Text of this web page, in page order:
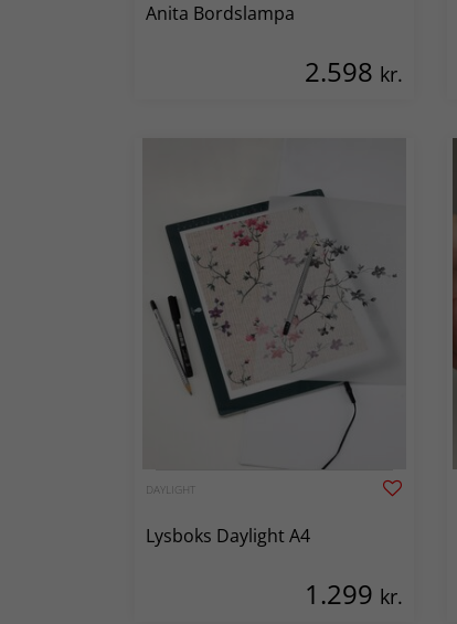
Anita Bordslampa
2.598 kr.
DAYLIGHT
Lysboks Daylight A4
1.299 kr.